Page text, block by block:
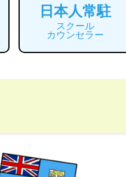
日本人常駐
スクール
カウンセラー